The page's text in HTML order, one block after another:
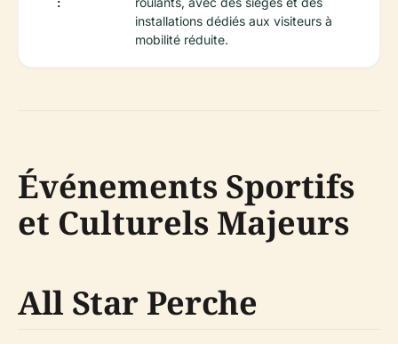
installations dédiés aux visiteurs à
mobilité réduite.
Événements Sportifs
et Culturels Majeurs
All Star Perche